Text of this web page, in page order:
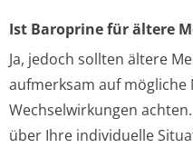
Ist Baroprine für ältere
Ja, jedoch sollten ältere
aufmerksam auf
Wechselwirkungen
über Ihre individuelle